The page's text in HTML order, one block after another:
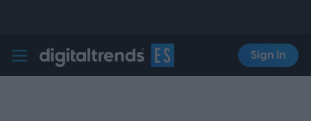
Digital Trends Español
Sign In